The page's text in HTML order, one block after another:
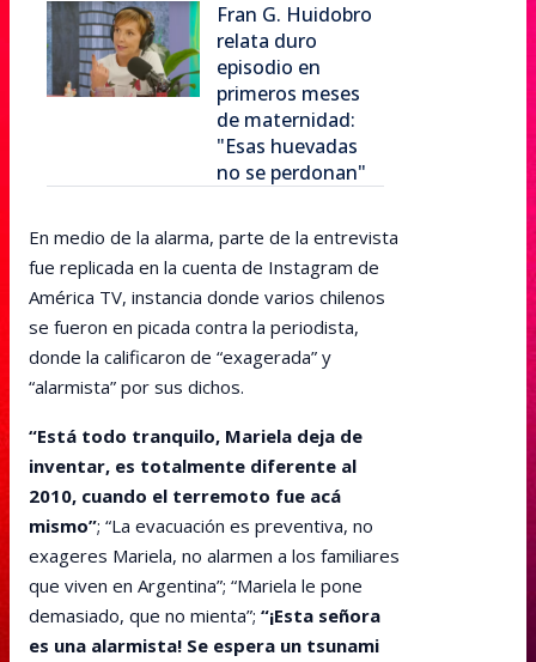
Fran G. Huidobro
relata duro
episodio en
primeros meses
de maternidad:
"Esas huevadas
no se perdonan"
En medio de la alarma, parte de la entrevista
fue replicada en la cuenta de Instagram de
América TV, instancia donde varios chilenos
se fueron en picada contra la periodista,
donde la calificaron de “exagerada” y
“alarmista” por sus dichos.
“Está todo tranquilo, Mariela deja de
inventar, es totalmente diferente al
2010, cuando el terremoto fue acá
mismo”; “La evacuación es preventiva, no
exageres Mariela, no alarmen a los familiares
que viven en Argentina”; “Mariela le pone
demasiado, que no mienta”; “¡Esta señora
es una alarmista! Se espera un tsunami